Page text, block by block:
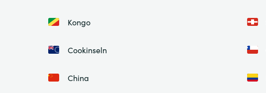
Kongo
Cookinseln
China